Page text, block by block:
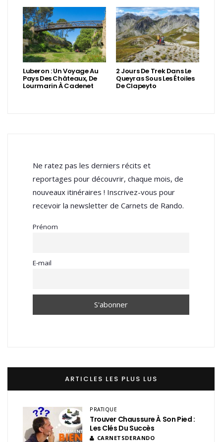
Luberon : Un Voyage Au
Pays Des Châteaux, De
Lourmarin À Cadenet
2 Jours De Trek Dans Le
Queyras Sous Les Étoiles
De Clapeyto
Ne ratez pas les derniers récits et
reportages pour découvrir, chaque mois, de
nouveaux itinéraires ! Inscrivez-vous pour
recevoir la newsletter de Carnets de Rando.
Prénom
E-mail
ARTICLES LES PLUS LUS
PRATIQUE
Trouver Chaussure À Son Pied :
Les Clés Du Succès
CARNETSDERANDO